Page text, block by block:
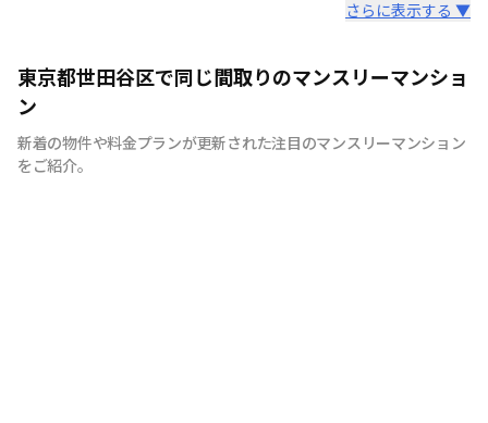
意味ある新産業を創り続ける
さらに表示する ▼
東京都世田谷区で同じ間取りのマンスリーマンショ
ン
新着の物件や料金プランが更新された注目のマンスリーマンション
をご紹介。